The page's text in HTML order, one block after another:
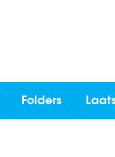
Folders